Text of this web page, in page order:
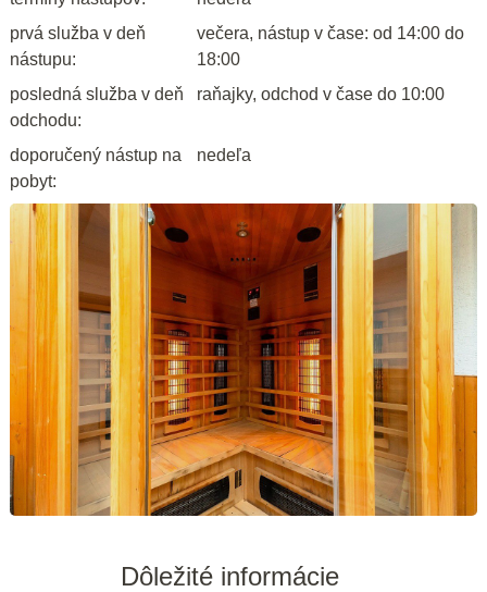
prvá služba v deň
nástupu:
večera, nástup v čase: od 14:00 do
18:00
posledná služba v deň
odchodu:
raňajky, odchod v čase do 10:00
doporučený nástup na
pobyt:
nedeľa
Dôležité informácie